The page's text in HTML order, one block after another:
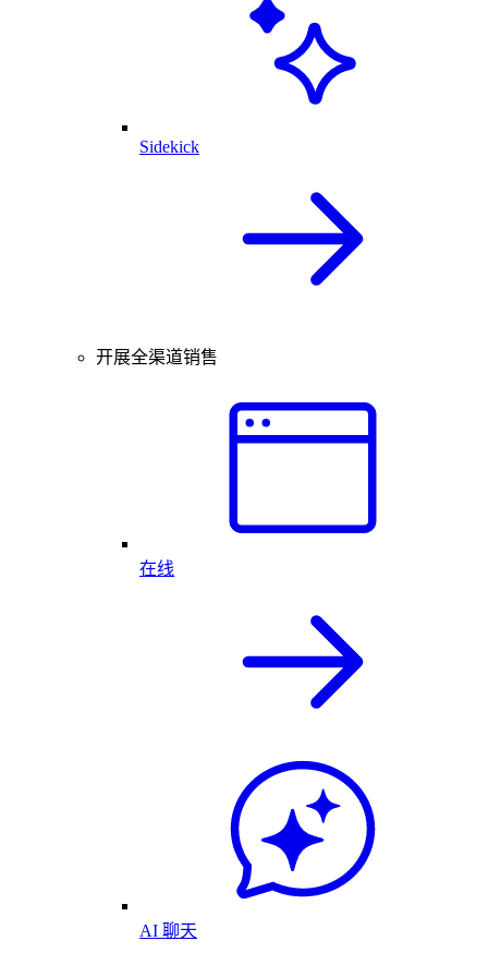
Sidekick
开展全渠道销售
在线
AI 聊天